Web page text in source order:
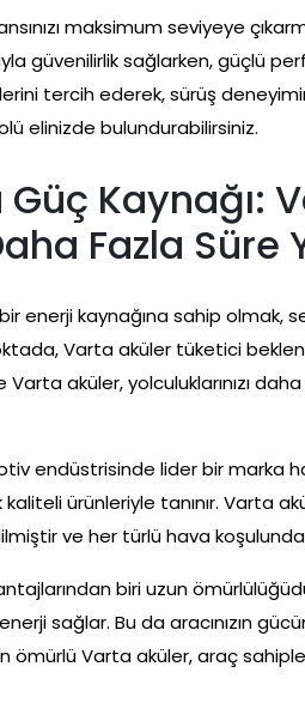
maksimum seviyeye
güvenilirlik sağlarken, güçlü
tercih ederek, sürüş
elinizde bulundurabilirsiniz.
Kaynağı:
Fazla Süre
enerji kaynağına sahip olmak,
Varta aküler tüketici
Varta aküler, yolculuklarınızı
endüstrisinde lider bir marka
kaliteli ürünleriyle tanınır. Varta
ve her türlü hava
biri uzun
sağlar. Bu da aracınızın
ömürlü Varta aküler, araç